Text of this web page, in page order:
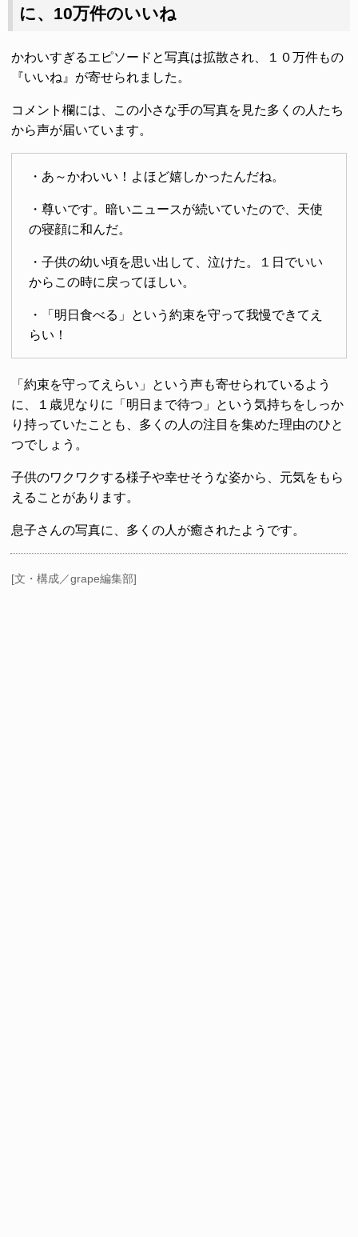
に、10万件のいいね
かわいすぎるエピソードと写真は拡散され、１０万件もの
『いいね』が寄せられました。
コメント欄には、この小さな手の写真を見た多くの人たち
から声が届いています。
・あ～かわいい！よほど嬉しかったんだね。
・尊いです。暗いニュースが続いていたので、天使
の寝顔に和んだ。
・子供の幼い頃を思い出して、泣けた。１日でいい
からこの時に戻ってほしい。
・「明日食べる」という約束を守って我慢できてえ
らい！
「約束を守ってえらい」という声も寄せられているよう
に、１歳児なりに「明日まで待つ」という気持ちをしっか
り持っていたことも、多くの人の注目を集めた理由のひと
つでしょう。
子供のワクワクする様子や幸せそうな姿から、元気をもら
えることがあります。
息子さんの写真に、多くの人が癒されたようです。
[文・構成／grape編集部]